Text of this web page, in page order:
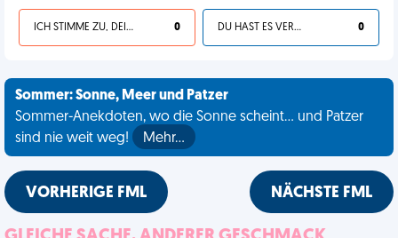
ICH STIMME ZU, DEIN LEBEN IST SCHEISSE 0 DU HAST ES VERDIENT 0
Sommer: Sonne, Meer und Patzer
Sommer-Anekdoten, wo die Sonne scheint... und Patzer
sind nie weit weg!
Mehr…
VORHERIGE FML NÄCHSTE FML